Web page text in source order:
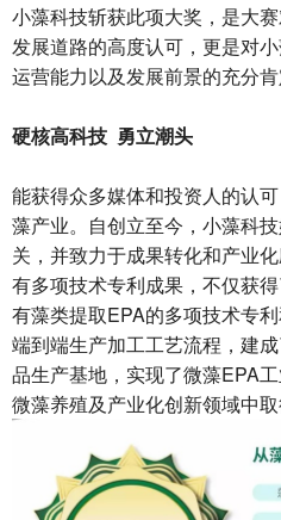
小藻科技斩获此项大奖，是大
发展道路的高度认可，更是对
运营能力以及发展前景的充分肯
硬核高科技 勇立潮头
能获得众多媒体和投资人的认
藻产业。自创立至今，小藻科
关，并致力于成果转化和产业
有多项技术专利成果，不仅获
有藻类提取EPA的多项技术专
端到端生产加工工艺流程，建
品生产基地，实现了微藻EPA
微藻养殖及产业化创新领域中取